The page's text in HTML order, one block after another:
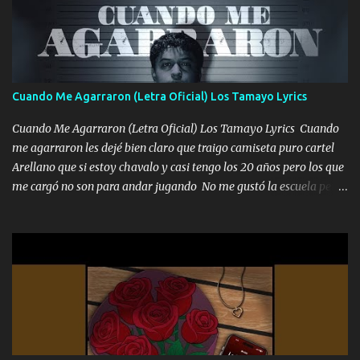
Un gallardo me prendo Para agarrar el vuelo y la mente y
tranquilizando Tomense un buen trago Y así es como empezamos
los versos que voy cantando (Music) A vido alta y bajas La carreta
se atora Pero nunca le aflojamos Ya me han pasado cosas Y
aunque ustedes no sepan Pero la vida es muy corta Hay que
echarle chingazos Y seguir trabajando porque nada es...
Cuando Me Agarraron (Letra Oficial) Los Tamayo Lyrics
Cuando Me Agarraron (Letra Oficial) Los Tamayo Lyrics Cuando
me agarraron les dejé bien claro que traigo camiseta puro cartel
Arellano que si estoy chavalo y casi tengo los 20 años pero los que
me cargó no son para andar jugando No me gustó la escuela pero
Yo Soy El De Las Pacas Sobrino Del Brazo Armad0 Con mi Glock
fajado y mi R terciado me van a ver allá por TJ para un licenciado
mando un abrazo andamos al cien Choritas también Música
Ando en la colonia bien acelerado traigo un M2 que nunca me ha
fallado para mi compadre mandó un fuerte abrazo también al